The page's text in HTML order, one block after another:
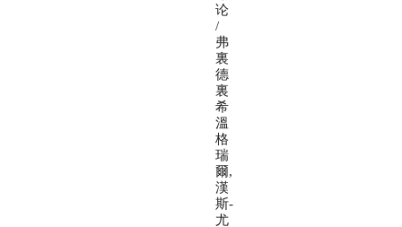
论
/
弗
裏
德
裏
希
溫
格
瑞
爾,
漢
斯-
尤